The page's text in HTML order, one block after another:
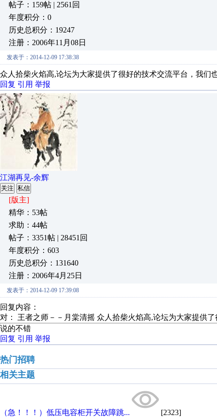
帖子：159帖 | 2561回
年度积分：0
历史总积分：19247
注册：2006年11月08日
发表于：2014-12-09 17:38:38
众人拾柴火焰高,论坛为大家提供了很好的技术交流平台，我们
回复 引用 举报
江湖再见-余辉
关注 私信
[版主]
精华：53帖
求助：44帖
帖子：3351帖 | 28451回
年度积分：603
历史总积分：131640
注册：2006年4月25日
发表于：2014-12-09 17:39:08
回复内容：
对： 王者之师－－月棠清摇 众人拾柴火焰高,论坛为大家提供
说的不错
回复 引用 举报
热门招聘
相关主题
（急！！！）低压电容柜开关故障跳... [2323]